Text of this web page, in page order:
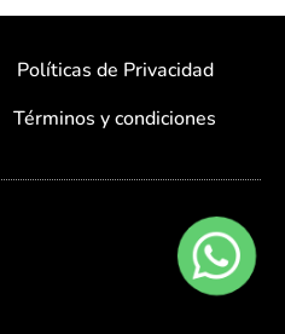
Políticas de Privacidad
Términos y condiciones